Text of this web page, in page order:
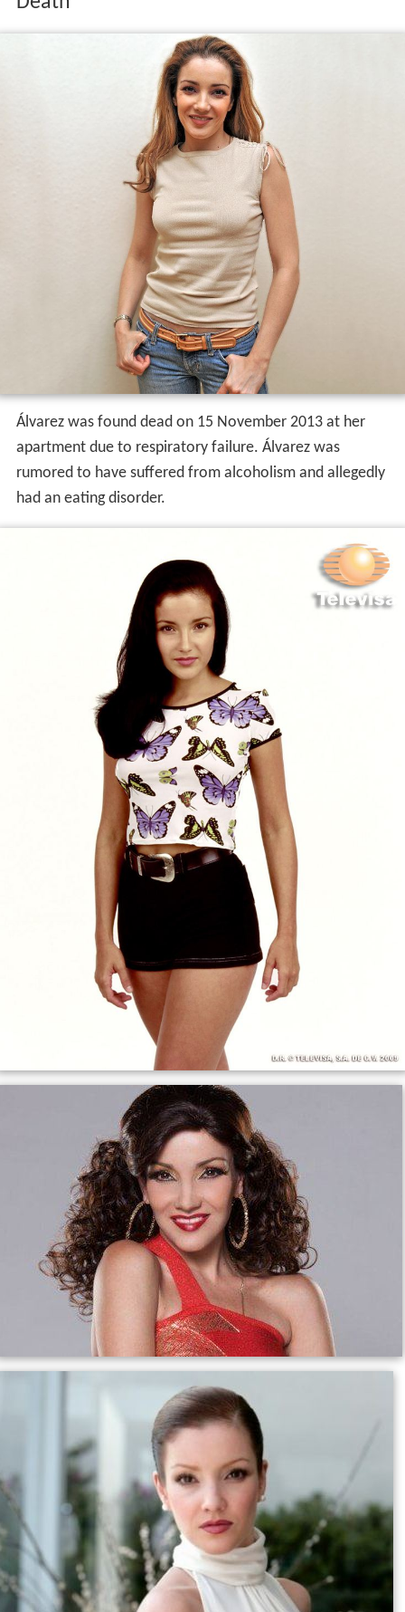
Death
Álvarez was found dead on 15 November 2013 at her
apartment due to respiratory failure. Álvarez was
rumored to have suffered from alcoholism and allegedly
had an eating disorder.